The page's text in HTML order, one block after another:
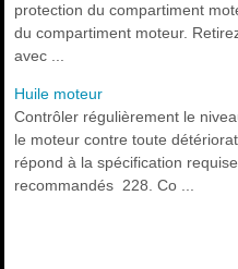
protection du compartiment
du compartiment moteur.
avec ...
Huile moteur
Contrôler régulièrement le
le moteur contre toute
répond à la spécification
recommandés 228. Co ...